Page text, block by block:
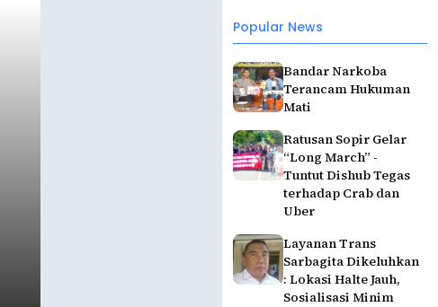
Popular News
Bandar Narkoba
Terancam Hukuman
Mati
Ratusan Sopir Gelar
“Long March” -
Tuntut Dishub Tegas
terhadap Crab dan
Uber
Layanan Trans
Sarbagita Dikeluhkan
: Lokasi Halte Jauh,
Sosialisasi Minim